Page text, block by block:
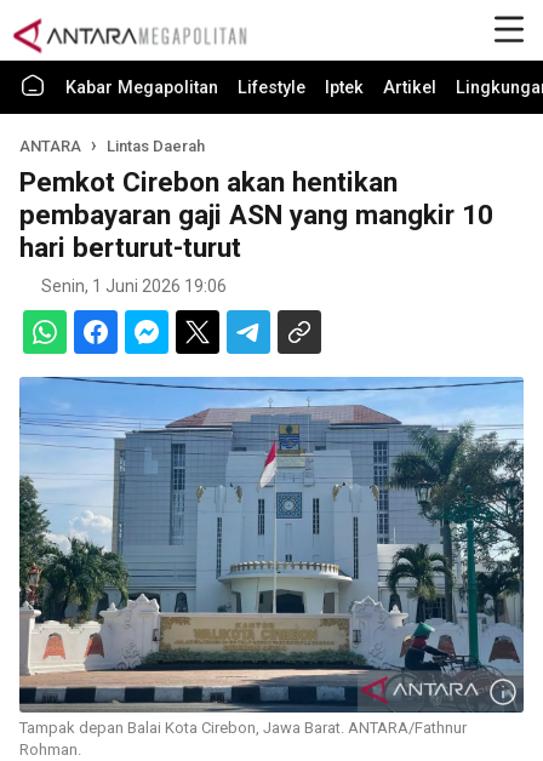
Kabar Megapolitan Lifestyle Iptek Artikel
ANTARA Lintas Daerah
Pemkot Cirebon akan hentikan
pembayaran gaji ASN yang mangkir 10
hari berturut-turut
Senin, 1 Juni 2026 19:06
Tampak depan Balai Kota Cirebon, Jawa Barat. ANTARA/Fathnur
Rohman.